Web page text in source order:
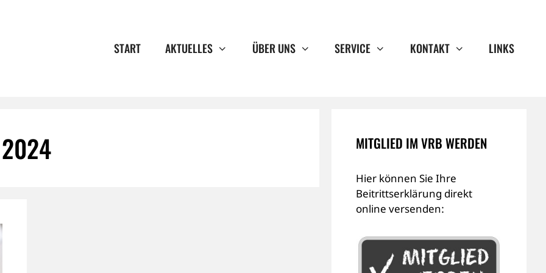
START AKTUELLES ÜBER UNS SERVICE KONTAKT LINKS
2024 MITGLIED IM VRB WERDEN
Hier können Sie Ihre
Beitrittserklärung direkt
online versenden: